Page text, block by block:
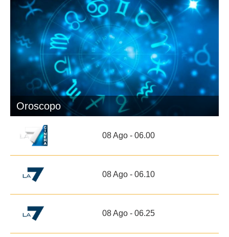
Oroscopo
08 Ago - 06.00
08 Ago - 06.10
08 Ago - 06.25